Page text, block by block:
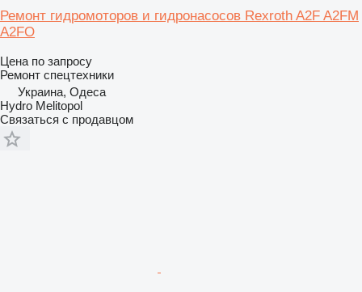
Ремонт гидромоторов и гидронасосов Rexroth A2F A2FM
A2FO
Цена по запросу
Ремонт спецтехники
Украина, Одеса
Hydro Melitopol
Связаться с продавцом